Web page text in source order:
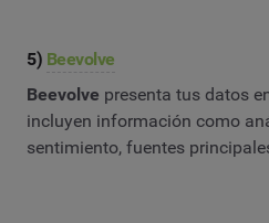
5) Beevolve
Beevolve presenta tus datos
incluyen información como
sentimiento, fuentes